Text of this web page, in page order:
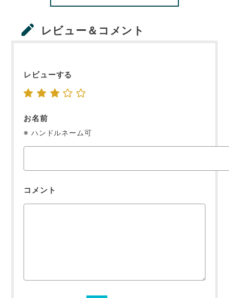
レビュー＆コメント
レビューする
お名前
※ ハンドルネーム可
コメント